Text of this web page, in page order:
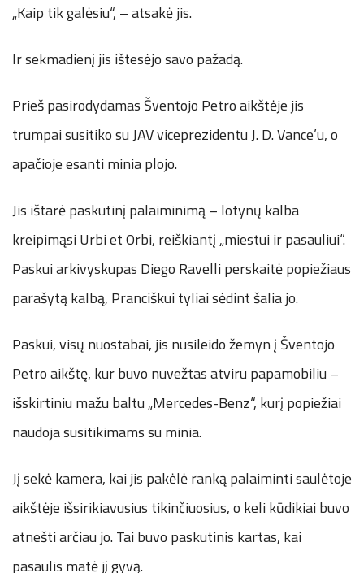
„Kaip tik galėsiu“, – atsakė jis.
Ir sekmadienį jis ištesėjo savo pažadą.
Prieš pasirodydamas Šventojo Petro aikštėje jis
trumpai susitiko su JAV viceprezidentu J. D. Vance’u, o
apačioje esanti minia plojo.
Jis ištarė paskutinį palaiminimą – lotynų kalba
kreipimąsi Urbi et Orbi, reiškiantį „miestui ir pasauliui“.
Paskui arkivyskupas Diego Ravelli perskaitė popiežiaus
parašytą kalbą, Pranciškui tyliai sėdint šalia jo.
Paskui, visų nuostabai, jis nusileido žemyn į Šventojo
Petro aikštę, kur buvo nuvežtas atviru papamobiliu –
išskirtiniu mažu baltu „Mercedes-Benz“, kurį popiežiai
naudoja susitikimams su minia.
Jį sekė kamera, kai jis pakėlė ranką palaiminti saulėtoje
aikštėje išsirikiavusius tikinčiuosius, o keli kūdikiai buvo
atnešti arčiau jo. Tai buvo paskutinis kartas, kai
pasaulis matė jį gyvą.